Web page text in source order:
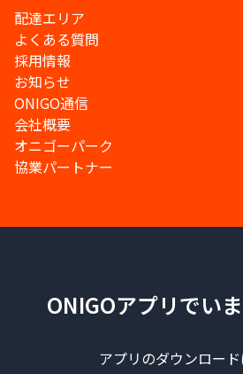
配達エリア
よくある質問
採用情報
お知らせ
ONIGO通信
会社概要
オニゴーパーク
協業パートナー
ONIGOアプリでい
アプリのダウンロー